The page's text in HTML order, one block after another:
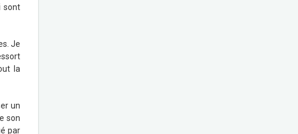
sont
Je
la
un
son
par